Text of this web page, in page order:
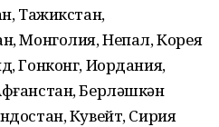
Тажикстан,
Монголия, Непал, Корея
Гонконг, Иордания,
Берләшкән
Кувейт, Сирия